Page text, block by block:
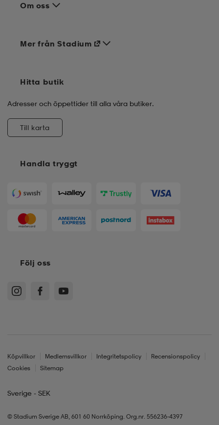
Om oss
Handla tryggt
Mer från Stadium
Hitta butik
Adresser och öppettider till alla våra butiker.
Till karta
Följ oss
Köpvillkor Medlemsvillkor Integritetspolicy
Recensionspolicy
Cookies
Sitemap
Sverige - SEK
© Stadium Sverige AB, 601 60 Norrköping. Org.nr. 556236-4397